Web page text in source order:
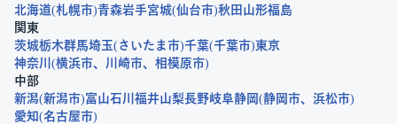
北海道 札幌市 青森岩手宮城 仙台市 秋田 山形福島
関東
茨城栃木群馬埼玉 さいたま市 千葉 千葉市 東京
神奈川
横浜市 川崎市
相模原市
中部
新潟 新潟市 富山石川 福井山梨長野岐阜静岡 静岡市
浜松市
愛知 名古屋市